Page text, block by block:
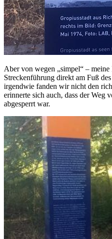
Aber von wegen „simpel“ – meine
Streckenführung direkt am Fuß
irgendwie fanden wir nicht den
erinnerte sich auch, dass der Weg
abgesperrt war.